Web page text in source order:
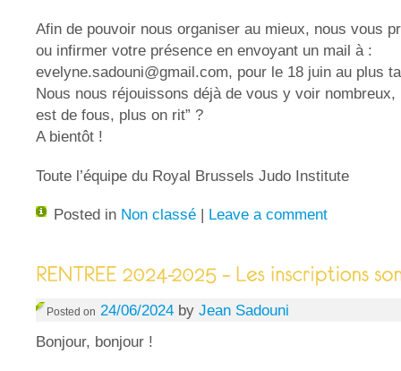
Afin de pouvoir nous organiser au mieux, nous vous
ou infirmer votre présence en envoyant un mail à :
evelyne.sadouni@gmail.com, pour le 18 juin au plus
Nous nous réjouissons déjà de vous y voir nombreux,
est de fous, plus on rit” ?
A bientôt !
Toute l’équipe du Royal Brussels Judo Institute
Posted in Non classé | Leave a comment
Posted on 24/06/2024 by Jean Sadouni
Bonjour, bonjour !